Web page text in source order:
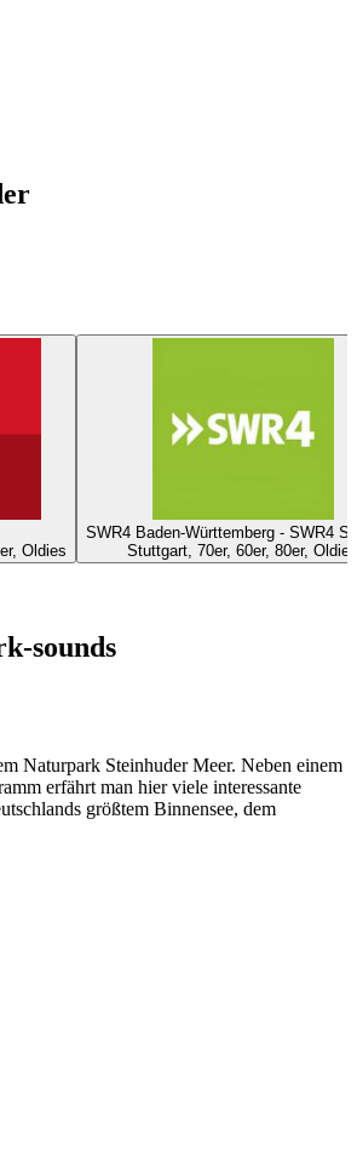
Oldies
SWR4 Baden-Württemberg - SWR4
Stuttgart, 70er, 60er, 80er, Oldies
sounds
Naturpark Steinhuder Meer. Neben einem
erfährt man hier viele interessante
größtem Binnensee, dem